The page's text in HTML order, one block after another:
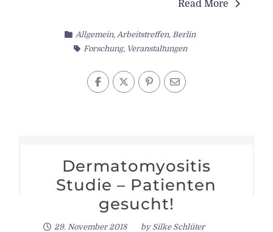
Read More
Allgemein,Arbeitstreffen,Berlin
Forschung, Veranstaltungen
Dermatomyositis
Studie – Patienten
gesucht!
29. November 2018 by Silke Schlüter